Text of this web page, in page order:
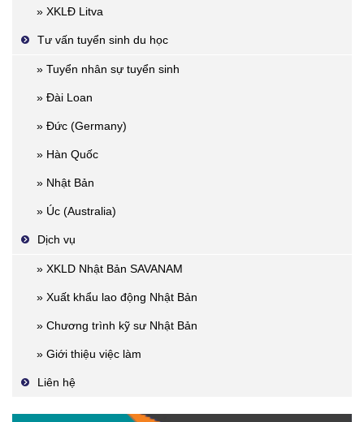
» XKLĐ Litva
Tư vấn tuyển sinh du học
» Tuyển nhân sự tuyển sinh
» Đài Loan
» Đức (Germany)
» Hàn Quốc
» Nhật Bản
» Úc (Australia)
Dịch vụ
» XKLD Nhật Bản SAVANAM
» Xuất khẩu lao động Nhật Bản
» Chương trình kỹ sư Nhật Bản
» Giới thiệu việc làm
Liên hệ